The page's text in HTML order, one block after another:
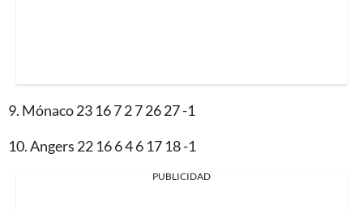
9. Mónaco 23 16 7 2 7 26 27 -1
10. Angers 22 16 6 4 6 17 18 -1
PUBLICIDAD